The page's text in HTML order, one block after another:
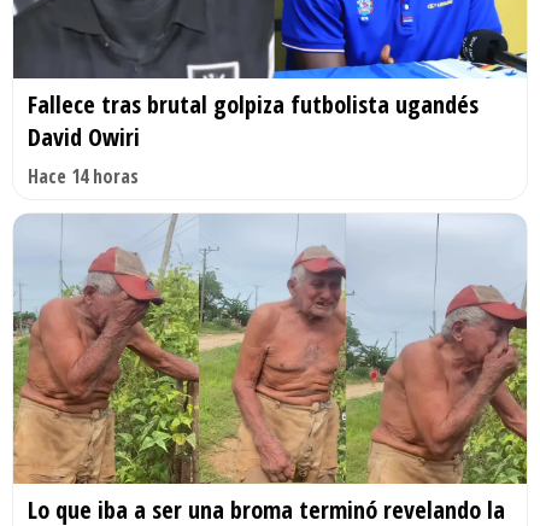
Fallece tras brutal golpiza futbolista ugandés
David Owiri
Hace 14 horas
Lo que iba a ser una broma terminó revelando la